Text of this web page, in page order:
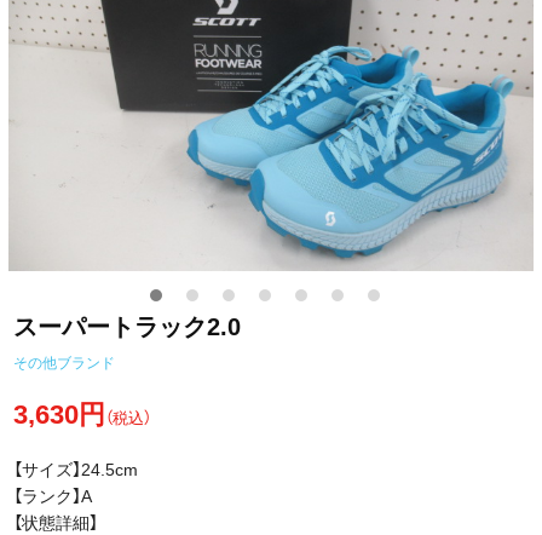
スーパートラック2.0
その他ブランド
3,630円（税込）
【サイズ】24.5cm
【ランク】A
【状態詳細】